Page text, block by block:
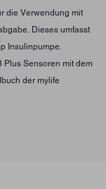
die Verwendung mit
Dieses umfasst
Insulinpumpe.
Plus Sensoren mit dem
der mylife